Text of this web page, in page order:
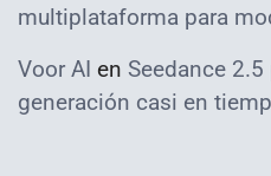
multiplataforma para
Voor AI en Seedance
generación casi en